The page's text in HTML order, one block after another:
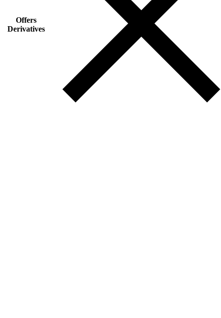
Offers
Derivatives